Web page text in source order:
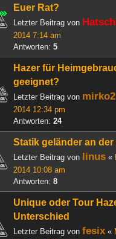
Euer Rat?
Letzter Beitrag von
2014 7:14 am
Antworten: 5
Hazer für
geeignet?
Letzter Beitrag von mirko2
2014 12:34 pm
Antworten: 24
Statik geländer an der
Letzter Beitrag von linus «
2014 10:08 am
Antworten: 8
Unique oder Tour
Unterschied
Letzter Beitrag von fesix «